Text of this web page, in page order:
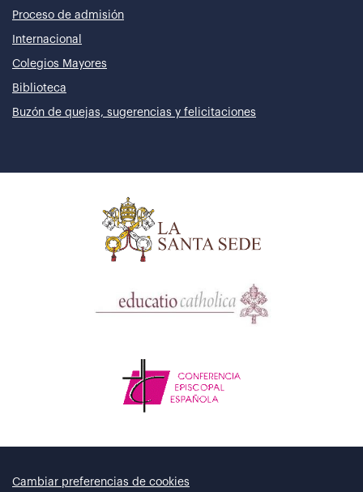
Proceso de admisión
Internacional
Colegios Mayores
Biblioteca
Buzón de quejas, sugerencias y felicitaciones
Cambiar preferencias de cookies